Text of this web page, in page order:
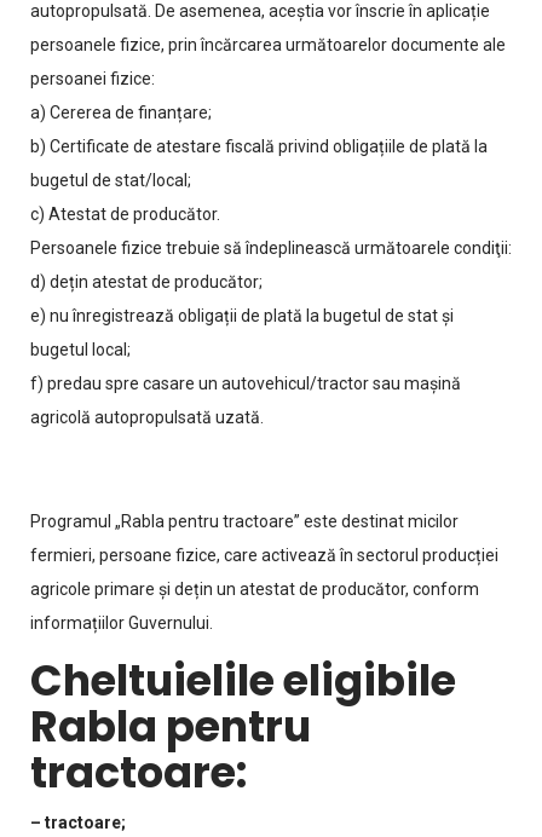
autopropulsată. De asemenea, aceștia vor înscrie în aplicație
persoanele fizice, prin încărcarea următoarelor documente ale
persoanei fizice:
a) Cererea de finanțare;
b) Certificate de atestare fiscală privind obligațiile de plată la
bugetul de stat/local;
c) Atestat de producător.
Persoanele fizice trebuie să îndeplinească următoarele condiţii:
d) dețin atestat de producător;
e) nu înregistrează obligații de plată la bugetul de stat şi
bugetul local;
f) predau spre casare un autovehicul/tractor sau mașină
agricolă autopropulsată uzată.
Programul „Rabla pentru tractoare” este destinat micilor
fermieri, persoane fizice, care activează în sectorul producției
agricole primare și dețin un atestat de producător, conform
informațiilor Guvernului.
Cheltuielile eligibile
Rabla pentru
tractoare:
– tractoare;